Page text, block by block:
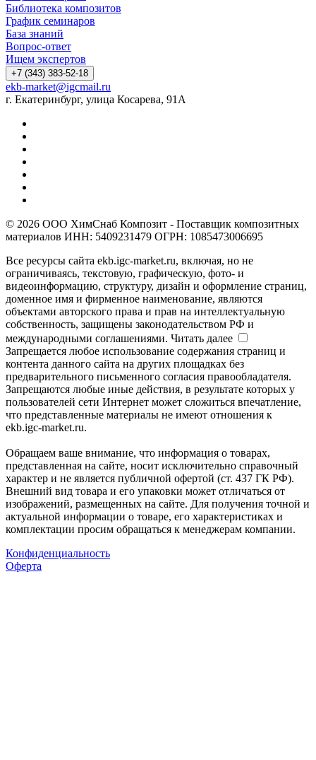
Библиотека композитов
График семинаров
База знаний
Вопрос-ответ
Ищем экспертов
+7 (343) 383-52-18
ekb-market@igcmail.ru
г. Екатеринбург, улица Косарева, 91А
© 2026 ООО ХимСнаб Композит - Поставщик композитных
материалов ИНН: 5409231479 ОГРН: 1085473006695
Все ресурсы сайта ekb.igc-market.ru, включая, но не
ограничиваясь, текстовую, графическую, фото- и
видеоинформацию, структуру, дизайн и оформление страниц,
доменное имя и фирменное наименование, являются
объектами авторского права и прав на интеллектуальную
собственность, защищены законодательством РФ и
международными соглашениями. Читать далее
Запрещается любое использование содержания страниц и
контента данного сайта на других площадках без
предварительного письменного согласия правообладателя.
Запрещаются любые иные действия, в результате которых у
пользователей сети Интернет может сложиться впечатление,
что представленные материалы не имеют отношения к
ekb.igc-market.ru.
Обращаем ваше внимание, что информация о товарах,
представленная на сайте, носит исключительно справочный
характер и не является публичной офертой (ст. 437 ГК РФ).
Внешний вид товара и его упаковки может отличаться от
изображений, размещенных на сайте. Для получения точной и
актуальной информации о товаре, его характеристиках и
комплектации просим обращаться к менеджерам компании.
Конфиденциальность
Оферта